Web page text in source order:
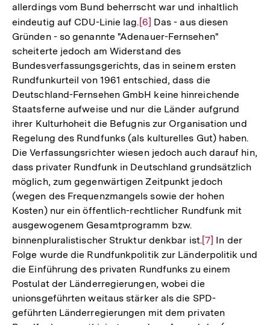
der
Fußnote
allerdings vom Bund beherrscht war und inhaltlich
eindeutig auf CDU-Linie lag. Zur
Auflösung
der
Fußnote
[6] Das - aus diesen
Gründen - so genannte "Adenauer-Fernsehen"
scheiterte jedoch am Widerstand des
Bundesverfassungsgerichts, das in seinem ersten
Rundfunkurteil von 1961 entschied, dass die
Deutschland-Fernsehen GmbH keine hinreichende
Staatsferne aufweise und nur die Länder aufgrund
ihrer Kulturhoheit die Befugnis zur Organisation und
Regelung des Rundfunks (als kulturelles Gut) haben.
Die Verfassungsrichter wiesen jedoch auch darauf hin,
dass privater Rundfunk in Deutschland grundsätzlich
möglich, zum gegenwärtigen Zeitpunkt jedoch
(wegen des Frequenzmangels sowie der hohen
Kosten) nur ein öffentlich-rechtlicher Rundfunk mit
ausgewogenem Gesamtprogramm bzw.
binnenpluralistischer Struktur denkbar ist.Zur
Auflösung
der
Fußnote
[7] In der
Folge wurde die Rundfunkpolitik zur Länderpolitik und
die Einführung des privaten Rundfunks zu einem
Postulat der Länderregierungen, wobei die
unionsgeführten weitaus stärker als die SPD-
geführten Länderregierungen mit dem privaten